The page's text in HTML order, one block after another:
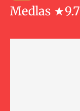
Medlas ★9.7